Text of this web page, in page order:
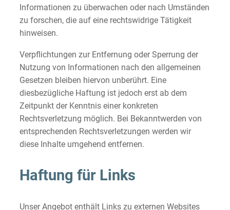
Informationen zu überwachen oder nach Umständen
zu forschen, die auf eine rechtswidrige Tätigkeit
hinweisen.
Verpflichtungen zur Entfernung oder Sperrung der
Nutzung von Informationen nach den allgemeinen
Gesetzen bleiben hiervon unberührt. Eine
diesbezügliche Haftung ist jedoch erst ab dem
Zeitpunkt der Kenntnis einer konkreten
Rechtsverletzung möglich. Bei Bekanntwerden von
entsprechenden Rechtsverletzungen werden wir
diese Inhalte umgehend entfernen.
Haftung für Links
Unser Angebot enthält Links zu externen Websites